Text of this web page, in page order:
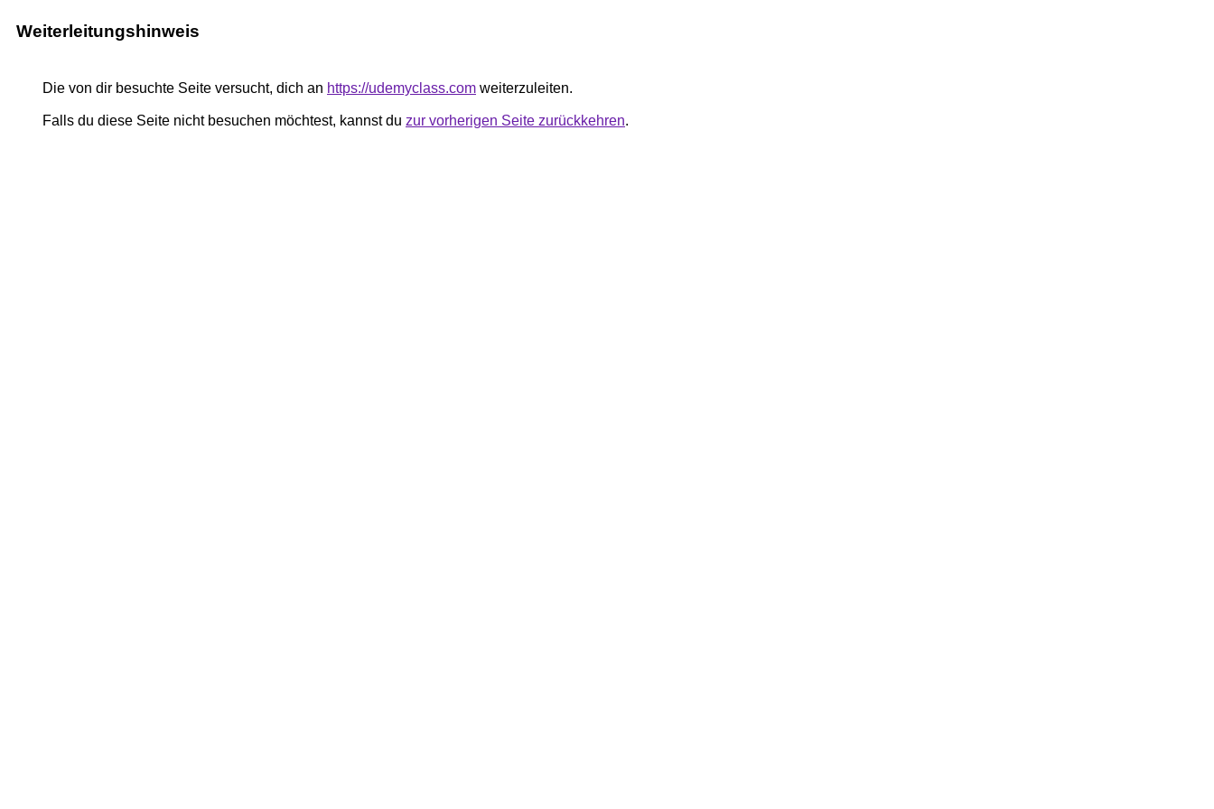
Weiterleitungshinweis
Die von dir besuchte Seite versucht, dich an https://udemyclass.com weiterzuleiten.
Falls du diese Seite nicht besuchen möchtest, kannst du zur vorherigen Seite zurückkehren.